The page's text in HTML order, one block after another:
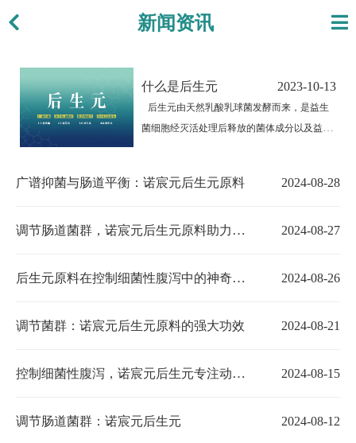
新闻资讯
什么是后生元 2023-10-13
后生元由天然乳酸乳球菌发酵而来，是益生
菌细胞经灭活处理后释放的菌体成分以及益生
菌素对革兰氏阳性菌、革兰氏阴性菌有明显的
腹泻效果显著。…
广谱抑菌与肠道平衡：诺宸元后生元原料 2024-08-28
调节肠道菌群，诺宸元后生元原料助力动物健康成长 2024-08-27
后生元原料在控制细菌性腹泻中的神奇表现 2024-08-26
调节菌群：诺宸元后生元原料的强大功效 2024-08-21
控制细菌性腹泻，诺宸元后生元专注动物肠道健康 2024-08-15
调节肠道菌群：诺宸元后生元 2024-08-12